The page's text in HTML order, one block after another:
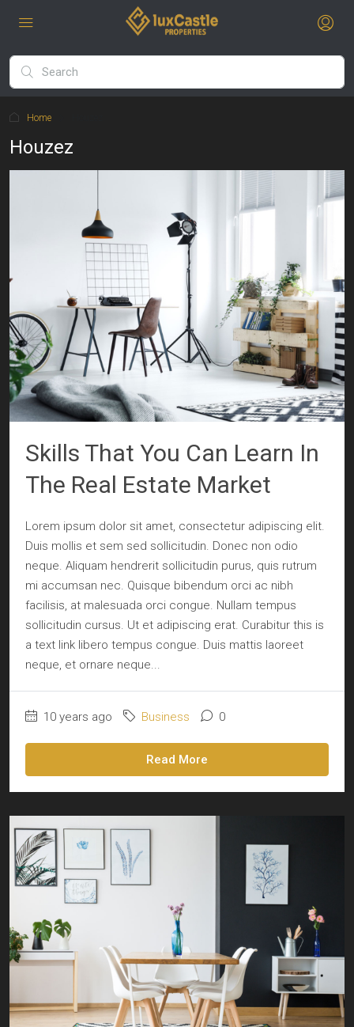
Home
Houzez
Skills That You Can Learn In
The Real Estate Market
Lorem ipsum dolor sit amet, consectetur adipiscing elit.
Duis mollis et sem sed sollicitudin. Donec non odio
neque. Aliquam hendrerit sollicitudin purus, quis rutrum
mi accumsan nec. Quisque bibendum orci ac nibh
facilisis, at malesuada orci congue. Nullam tempus
sollicitudin cursus. Ut et adipiscing erat. Curabitur this is
a text link libero tempus congue. Duis mattis laoreet
neque, et ornare neque...
10 years ago Business 0
Read More